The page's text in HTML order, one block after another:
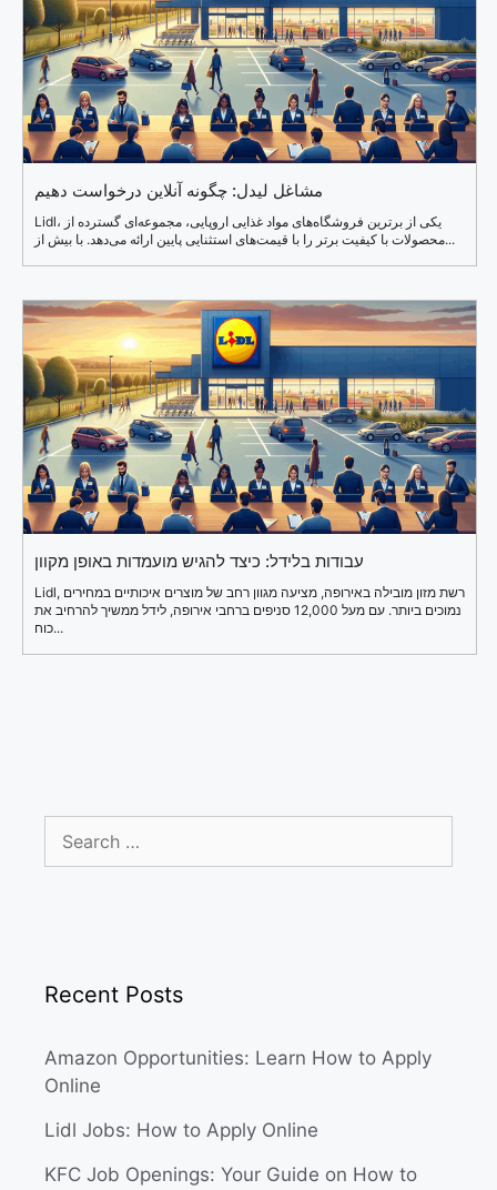
مشاغل لیدل: چگونه آنلاین درخواست دهیم
Lidl، یکی از برترین فروشگاه‌های مواد غذایی اروپایی، مجموعه‌ای گسترده از
محصولات با کیفیت برتر را با قیمت‌های استثنایی پایین ارائه می‌دهد. با بیش از...
עבודות בלידל: כיצד להגיש מועמדות באופן מקוון
Lidl, רשת מזון מובילה באירופה, מציעה מגוון רחב של מוצרים איכותיים במחירים
נמוכים ביותר. עם מעל 12,000 סניפים ברחבי אירופה, לידל ממשיך להרחיב את
כוח...
Recent Posts
Amazon Opportunities: Learn How to Apply
Online
Lidl Jobs: How to Apply Online
KFC Job Openings: Your Guide on How to